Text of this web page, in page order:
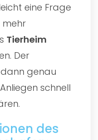
eine Frage
Tierheim
Der
genau
schnell
des